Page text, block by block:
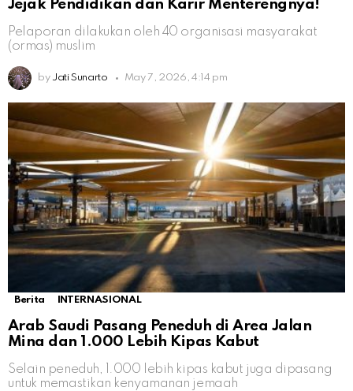
Jejak Pendidikan dan Karir Menterengnya!
Pelaporan dilakukan oleh 40 organisasi masyarakat
(ormas) muslim
by Jati Sunarto May 7, 2026, 4:14 pm
Berita INTERNASIONAL
Arab Saudi Pasang Peneduh di Area Jalan
Mina dan 1.000 Lebih Kipas Kabut
Selain peneduh, 1.000 lebih kipas kabut juga dipasang
untuk memastikan kenyamanan jemaah